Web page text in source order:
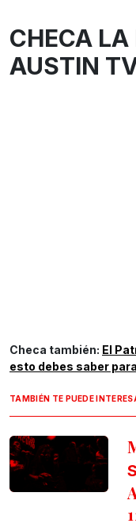
CHECA LA
AUSTIN
Checa también: El
esto debes saber
TAMBIÉN TE PUEDE